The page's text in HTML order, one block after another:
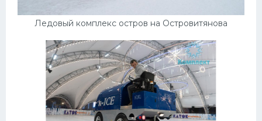
Ледовый комплекс остров на Островитянова